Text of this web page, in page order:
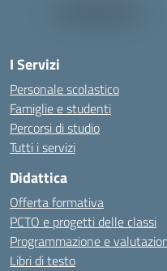
I Servizi
Personale scolastico
Famiglie e studenti
Percorsi di studio
Tutti i servizi
Didattica
Offerta formativa
PCTO e progetti delle classi
Programmazione e
Libri di testo